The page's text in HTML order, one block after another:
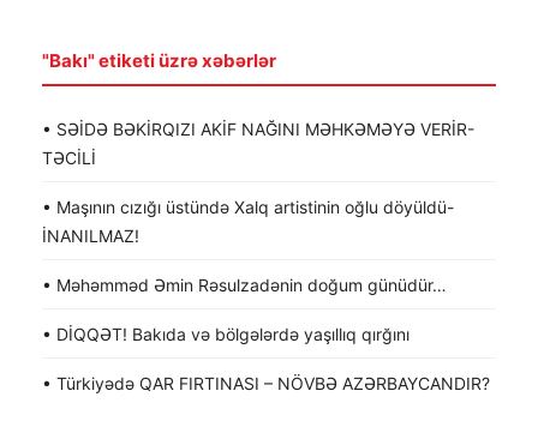
"Bakı" etiketi üzrə xəbərlər
• SƏİDƏ BƏKİRQIZI AKİF NAĞINI MƏHKƏMƏYƏ VERİR-
TƏCİLİ
• Maşının cızığı üstündə Xalq artistinin oğlu döyüldü-
İNANILMAZ!
• Məhəmməd Əmin Rəsulzadənin doğum günüdür…
• DİQQƏT! Bakıda və bölgələrdə yaşıllıq qırğını
• Türkiyədə QAR FIRTINASI – NÖVBƏ AZƏRBAYCANDIR?